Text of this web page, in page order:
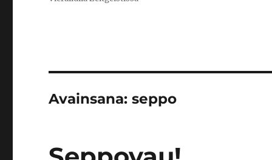
Avainsana:seppo